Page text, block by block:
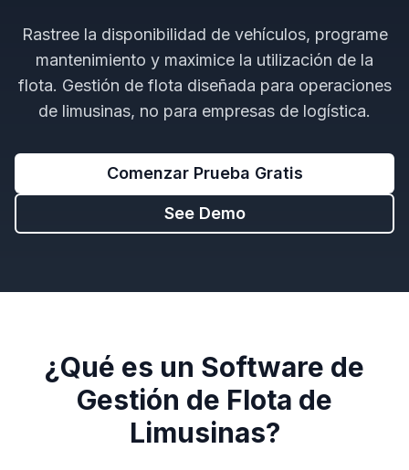
Rastree la disponibilidad de vehículos, programe
mantenimiento y maximice la utilización de la
flota. Gestión de flota diseñada para operaciones
de limusinas, no para empresas de logística.
Comenzar Prueba Gratis
See Demo
¿Qué es un Software de
Gestión de Flota de
Limusinas?